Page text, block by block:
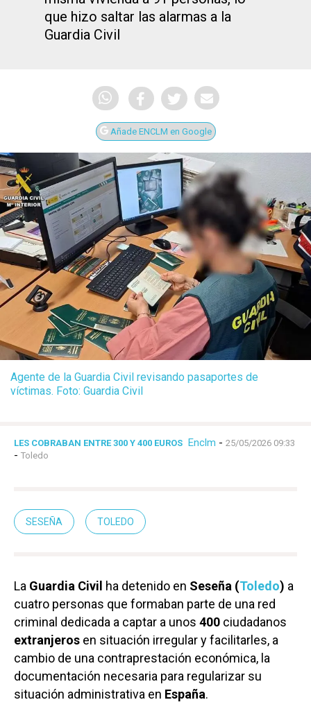
que hizo saltar las alarmas a la
Guardia Civil
Añade ENCLM en Google
Agente de la Guardia Civil revisando pasaportes de
víctimas. Foto: Guardia Civil
LES COBRABAN ENTRE 300 Y 400 EUROS Enclm - 25/05/2026 09:33
- Toledo
SESEÑA TOLEDO
La Guardia Civil ha detenido en Seseña (Toledo) a
cuatro personas que formaban parte de una red
criminal dedicada a captar a unos 400 ciudadanos
extranjeros en situación irregular y facilitarles, a
cambio de una contraprestación económica, la
documentación necesaria para regularizar su
situación administrativa en España.